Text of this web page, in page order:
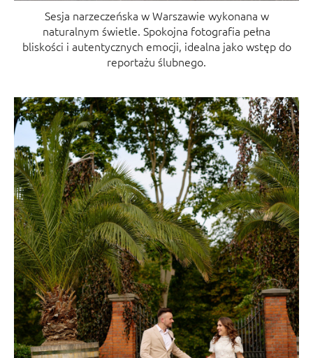
Sesja narzeczeńska w Warszawie wykonana w
naturalnym świetle. Spokojna fotografia pełna
bliskości i autentycznych emocji, idealna jako wstęp do
reportażu ślubnego.